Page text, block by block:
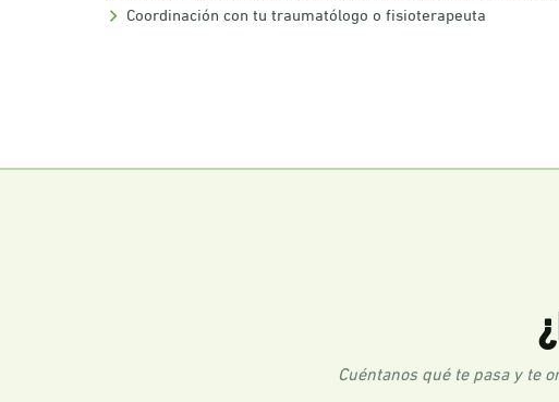
Coordinación con tu traumatólogo o fisioterapeuta
Cuéntanos qué te pasa y te